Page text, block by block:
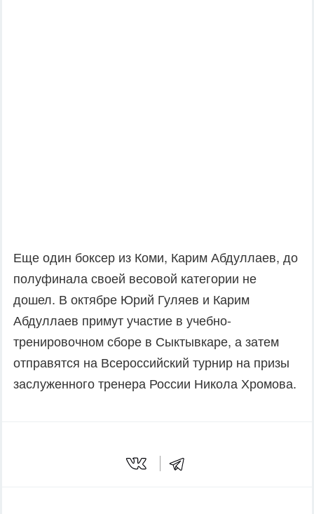
Еще один боксер из Коми, Карим Абдуллаев, до
полуфинала своей весовой категории не
дошел. В октябре Юрий Гуляев и Карим
Абдуллаев примут участие в учебно-
тренировочном сборе в Сыктывкаре, а затем
отправятся на Всероссийский турнир на призы
заслуженного тренера России Никола Хромова.